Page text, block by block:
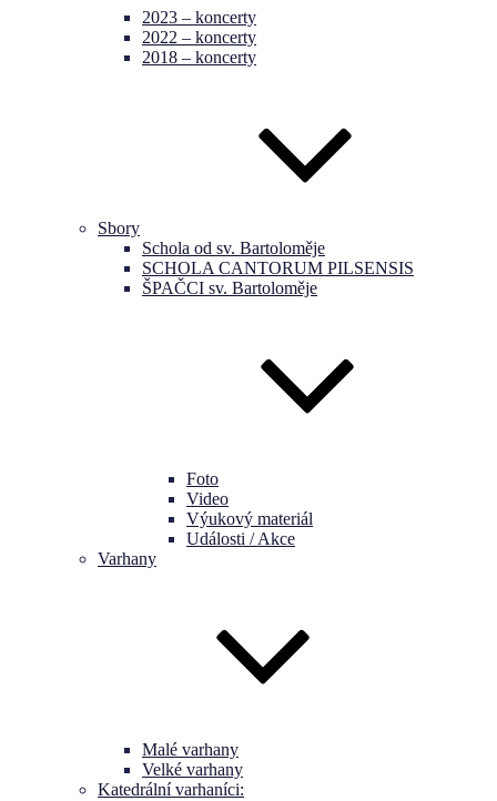
2023 – koncerty
2022 – koncerty
2018 – koncerty
Sbory
Schola od sv. Bartoloměje
SCHOLA CANTORUM PILSENSIS
ŠPAČCI sv. Bartoloměje
Foto
Video
Výukový materiál
Události / Akce
Varhany
Malé varhany
Velké varhany
Katedrální varhaníci: